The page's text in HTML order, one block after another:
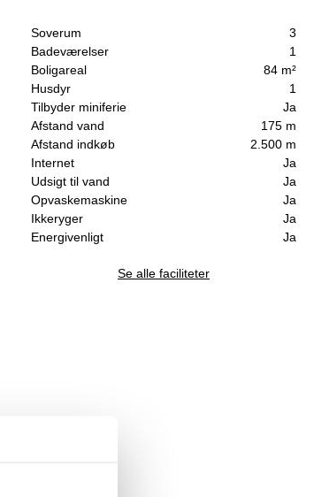
Soverum
3
Badeværelser
1
Boligareal
84 m²
Husdyr
1
Tilbyder miniferie
Ja
Afstand vand
175 m
Afstand indkøb
2.500 m
Internet
Ja
Udsigt til vand
Ja
Opvaskemaskine
Ja
Ikkeryger
Ja
Energivenligt
Ja
Se alle faciliteter